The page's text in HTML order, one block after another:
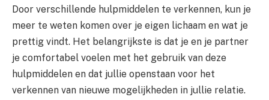
Door verschillende hulpmiddelen te verkennen, kun je
meer te weten komen over je eigen lichaam en wat je
prettig vindt. Het belangrijkste is dat je en je partner
je comfortabel voelen met het gebruik van deze
hulpmiddelen en dat jullie openstaan voor het
verkennen van nieuwe mogelijkheden in jullie relatie.